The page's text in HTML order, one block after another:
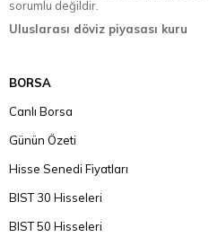
sorumlu değildir.
Uluslarası döviz piyasası kuru
BORSA
Canlı Borsa
Günün Özeti
Hisse Senedi Fiyatları
BIST 30 Hisseleri
BIST 50 Hisseleri